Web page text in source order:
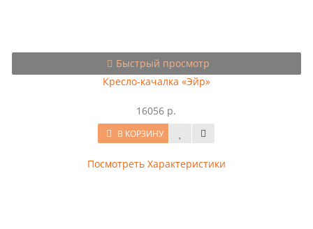
Быстрый просмотр
Кресло-качалка «Эйр»
16056 р.
В КОРЗИНУ
Посмотреть Характеристики